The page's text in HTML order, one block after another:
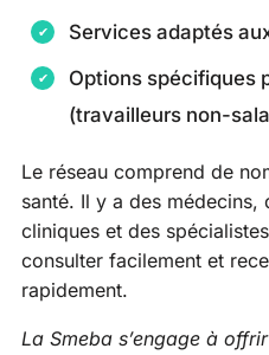
Services adaptés
Options spécifiques
(travailleurs non-
Le réseau comprend de
santé. Il y a des médecins,
cliniques et des
consulter facilement et
rapidement.
La Smeba s’engage à